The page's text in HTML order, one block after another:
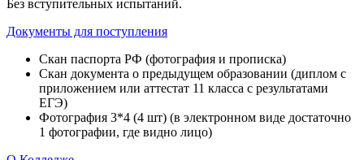
Без вступительных испытаний.
Документы для поступления
Скан паспорта РФ (фотография и прописка)
Скан документа о предыдущем образовании (диплом с
приложением или аттестат 11 класса с результатами
ЕГЭ)
Фотография 3*4 (4 шт) (в электронном виде достаточно
1 фотографии, где видно лицо)